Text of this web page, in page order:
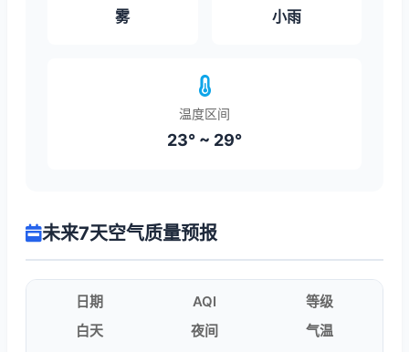
雾 小雨
温度区间
23° ~ 29°
未来7天空气质量预报
日期 AQI
等级
白天
夜间 气温